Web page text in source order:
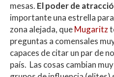
mesas. El poder de
importante una estrella
zona alejada, queMugaritz
preguntas a comensales
capaces de citar un par de
país. Las cosas cambian